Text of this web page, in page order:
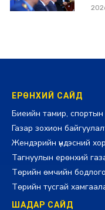
ЕРӨНХИЙ САЙД
Биеийн тамир,
Газар зохион
Жендэрийн үндэсний
Тагнуулын ерөнхий
Төрийн өмчийн
Төрийн тусгай
ШАДАР САЙД